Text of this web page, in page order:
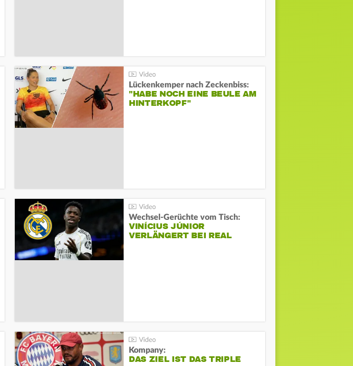
Lückenkemper nach Zeckenbiss:
"HABE NOCH EINE BEULE AM
HINTERKOPF"
Wechsel-Gerüchte vom Tisch:
VINÍCIUS JÚNIOR
VERLÄNGERT BEI REAL
Kompany:
DAS ZIEL IST DAS TRIPLE